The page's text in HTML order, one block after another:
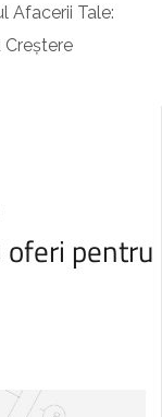
Afacerii Tale:
oferi pentru